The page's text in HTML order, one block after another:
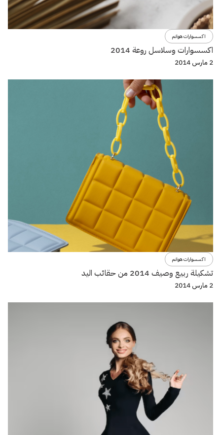
اكسسوارات هوانم
اكسسوارات وسلاسل روعة 2014
2 مارس 2014
اكسسوارات هوانم
تشكيلة ربيع وصيف 2014 من حقائب اليد
2 مارس 2014